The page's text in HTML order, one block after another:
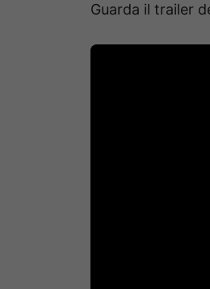
Guarda il trailer